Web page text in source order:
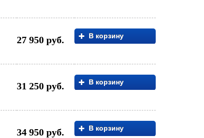
27 950 руб. В корзину
31 250 руб. В корзину
34 950 руб. В корзину